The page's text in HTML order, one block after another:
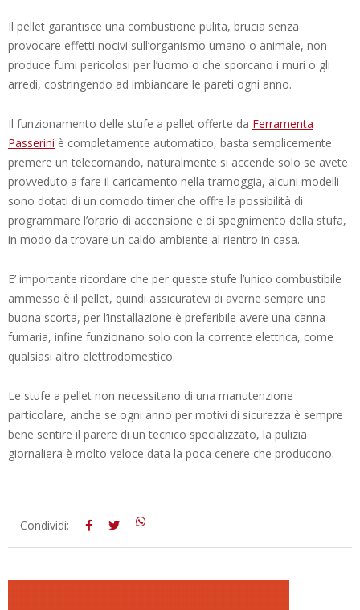
Il pellet garantisce una combustione pulita, brucia senza
provocare effetti nocivi sull’organismo umano o animale, non
produce fumi pericolosi per l’uomo o che sporcano i muri o gli
arredi, costringendo ad imbiancare le pareti ogni anno.
Il funzionamento delle stufe a pellet offerte da Ferramenta
Passerini è completamente automatico, basta semplicemente
premere un telecomando, naturalmente si accende solo se avete
provveduto a fare il caricamento nella tramoggia, alcuni modelli
sono dotati di un comodo timer che offre la possibilità di
programmare l’orario di accensione e di spegnimento della stufa,
in modo da trovare un caldo ambiente al rientro in casa.
E’ importante ricordare che per queste stufe l’unico combustibile
ammesso è il pellet, quindi assicuratevi di averne sempre una
buona scorta, per l’installazione è preferibile avere una canna
fumaria, infine funzionano solo con la corrente elettrica, come
qualsiasi altro elettrodomestico.
Le stufe a pellet non necessitano di una manutenzione
particolare, anche se ogni anno per motivi di sicurezza è sempre
bene sentire il parere di un tecnico specializzato, la pulizia
giornaliera è molto veloce data la poca cenere che producono.
2018-
Condividi: